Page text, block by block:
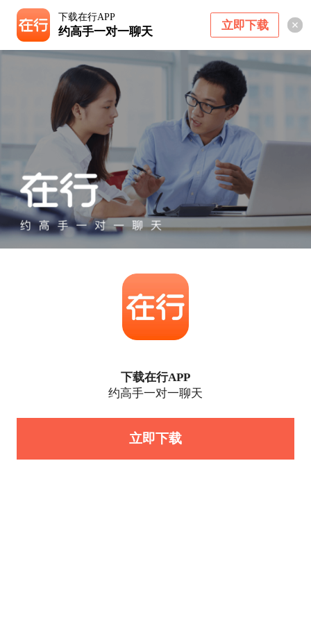
下载在行APP
约高手一对一聊天 立即下载
下载在行APP
约高手一对一聊天
立即下载